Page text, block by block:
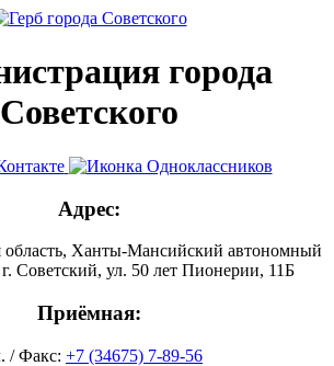
города
Советского
Адрес:
область, Ханты-Мансийский автономный
Советский, ул. 50 лет Пионерии, 11Б
Приёмная:
/ Факс: +7 (34675) 7-89-56